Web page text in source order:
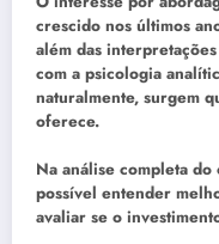
crescido nos últimos
além das
com a psicologia
naturalmente, surgem
oferece.
Na análise completa do
possível entender
avaliar se o